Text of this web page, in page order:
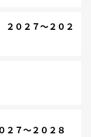
０２７～２０２
７～２０２８